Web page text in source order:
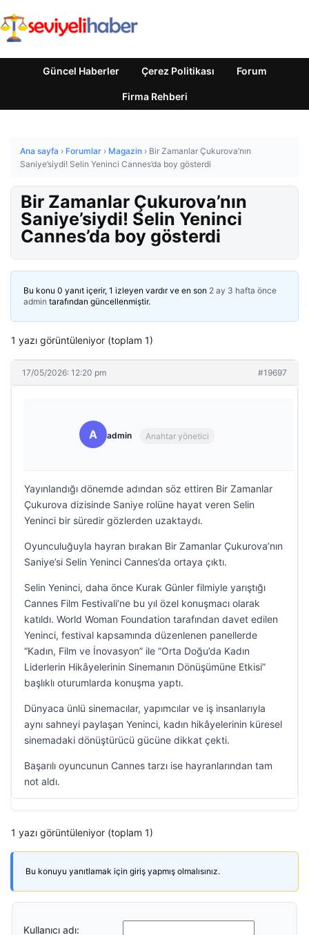
Güncel Haberler Çerez Politikası Forum
Firma Rehberi
Ana sayfa › Forumlar › Magazin › Bir Zamanlar Çukurova’nın
Saniye’siydi! Selin Yeninci Cannes’da boy gösterdi
Bir Zamanlar Çukurova’nın
Saniye’siydi! Selin Yeninci
Cannes’da boy gösterdi
Bu konu 0 yanıt içerir, 1 izleyen vardır ve en son 2 ay 3 hafta önce
admin tarafından güncellenmiştir.
1 yazı görüntüleniyor (toplam 1)
17/05/2026: 12:20 pm #19697
A admin Anahtar yönetici
Yayınlandığı dönemde adından söz ettiren Bir Zamanlar
Çukurova dizisinde Saniye rolüne hayat veren Selin
Yeninci bir süredir gözlerden uzaktaydı.
Oyunculuğuyla hayran bırakan Bir Zamanlar Çukurova’nın
Saniye’si Selin Yeninci Cannes’da ortaya çıktı.
Selin Yeninci, daha önce Kurak Günler filmiyle yarıştığı
Cannes Film Festivali’ne bu yıl özel konuşmacı olarak
katıldı. World Woman Foundation tarafından davet edilen
Yeninci, festival kapsamında düzenlenen panellerde
“Kadın, Film ve İnovasyon” ile “Orta Doğu’da Kadın
Liderlerin Hikâyelerinin Sinemanın Dönüşümüne Etkisi”
başlıklı oturumlarda konuşma yaptı.
Dünyaca ünlü sinemacılar, yapımcılar ve iş insanlarıyla
aynı sahneyi paylaşan Yeninci, kadın hikâyelerinin küresel
sinemadaki dönüştürücü gücüne dikkat çekti.
Başarılı oyuncunun Cannes tarzı ise hayranlarından tam
not aldı.
1 yazı görüntüleniyor (toplam 1)
Bu konuyu yanıtlamak için giriş yapmış olmalısınız.
Kullanıcı adı: